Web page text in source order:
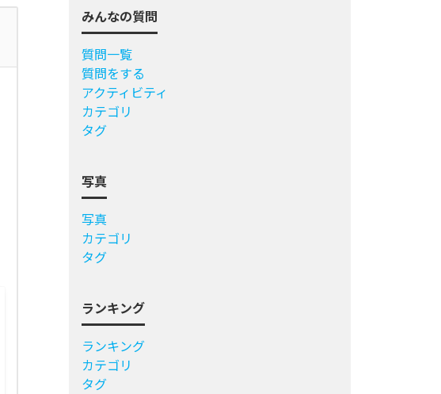
みんなの質問
質問一覧
質問をする
アクティビティ
カテゴリ
タグ
写真
写真
カテゴリ
タグ
ランキング
ランキング
カテゴリ
タグ